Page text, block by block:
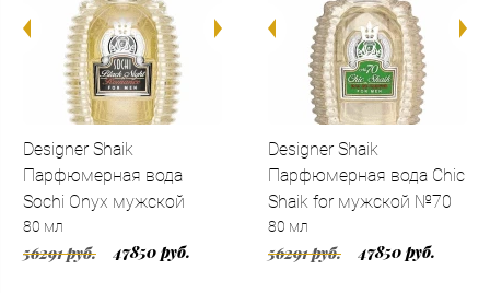
Designer Shaik
Парфюмерная вода
Sochi Onyx мужской
80 мл
56291 руб. 47850 руб.
Designer Shaik
Парфюмерная вода Chic
Shaik for мужской №70
80 мл
56291 руб. 47850 руб.